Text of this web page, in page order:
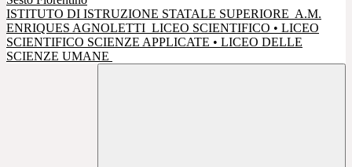
ISTITUTO DI ISTRUZIONE STATALE SUPERIORE A.M.
ENRIQUES AGNOLETTI LICEO SCIENTIFICO • LICEO
SCIENTIFICO SCIENZE APPLICATE • LICEO DELLE
SCIENZE UMANE